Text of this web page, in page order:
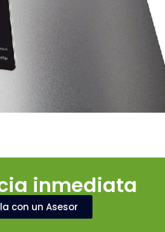
inmediata
con un Asesor